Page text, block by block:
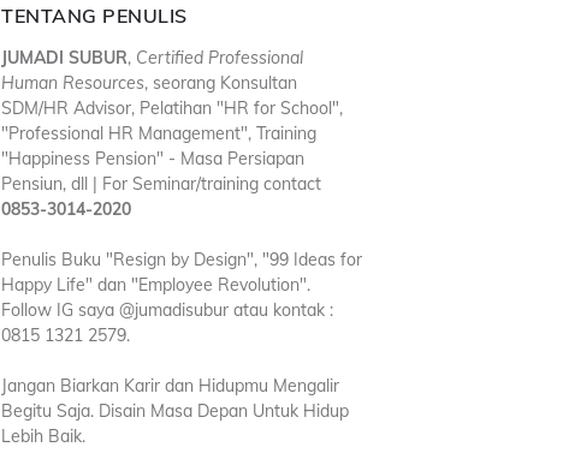
TENTANG PENULIS
JUMADI SUBUR, Certified Professional
Human Resources, seorang Konsultan
SDM/HR Advisor, Pelatihan "HR for School",
"Professional HR Management", Training
"Happiness Pension" - Masa Persiapan
Pensiun, dll | For Seminar/training contact
0853-3014-2020
Penulis Buku "Resign by Design", "99 Ideas for
Happy Life" dan "Employee Revolution".
Follow IG saya @jumadisubur atau kontak :
0815 1321 2579.
Jangan Biarkan Karir dan Hidupmu Mengalir
Begitu Saja. Disain Masa Depan Untuk Hidup
Lebih Baik.